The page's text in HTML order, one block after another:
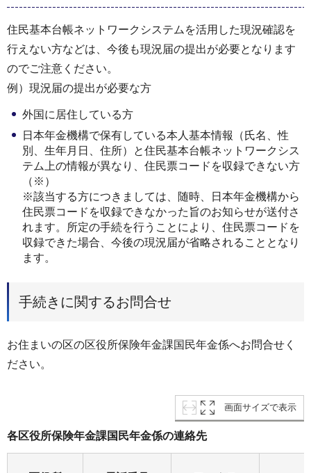
住民基本台帳ネットワークシステムを活用した現況確認を
行えない方などは、今後も現況届の提出が必要となります
のでご注意ください。
例）現況届の提出が必要な方
外国に居住している方
日本年金機構で保有している本人基本情報（氏名、性
別、生年月日、住所）と住民基本台帳ネットワークシス
テム上の情報が異なり、住民票コードを収録できない方
（※）
※該当する方につきましては、随時、日本年金機構から
住民票コードを収録できなかった旨のお知らせが送付さ
れます。所定の手続を行うことにより、住民票コードを
収録できた場合、今後の現況届が省略されることとなり
ます。
手続きに関するお問合せ
お住まいの区の区役所保険年金課国民年金係へお問合せく
ださい。
画面サイズで表示
各区役所保険年金課国民年金係の連絡先